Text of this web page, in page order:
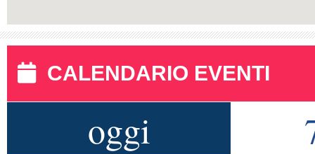
CALENDARIO EVENTI
oggi